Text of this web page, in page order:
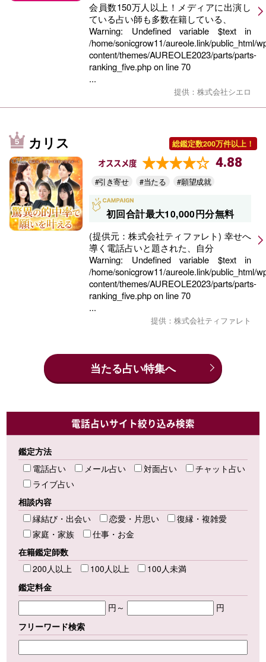
会員数150万人以上！メディアに出演し
ている占い師も多数在籍している、
Warning: Undefined variable $text in
/home/sonicgrow11/aureole.link/public_html/
content/themes/AUREOLE2023/parts/parts-
ranking_five.phpon line70
...
提供：株式会社シエロ
カリス 総鑑定数200万件以上！
オススメ度 4.88
#引き寄せ #当たる #願望成就
初回合計最大10,000円分無料
(提供元：株式会社ティファレト) 幸せへ
導く電話占いと題された、自分
Warning: Undefined variable $text in
/home/sonicgrow11/aureole.link/public_html/
content/themes/AUREOLE2023/parts/parts-
ranking_five.phpon line70
...
提供：株式会社ティファレト
当たる占い特集へ
電話占いサイト絞り込み検索
鑑定方法
電話占い
メール占い 対面占い
チャット占い
ライブ占い
相談内容
縁結び・出会い
恋愛・片思い
復縁・複雑愛
家庭・家族
仕事・お金
在籍鑑定師数
200人以上
100人以上
100人未満
鑑定料金
円～
円
フリーワード検索